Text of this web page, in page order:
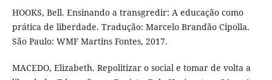
HOOKS, Bell. Ensinando a transgredir: A educação como
prática de liberdade. Tradução: Marcelo Brandão Cipolla.
São Paulo: WMF Martins Fontes, 2017.
MACEDO, Elizabeth. Repolitizar o social e tomar de volta a